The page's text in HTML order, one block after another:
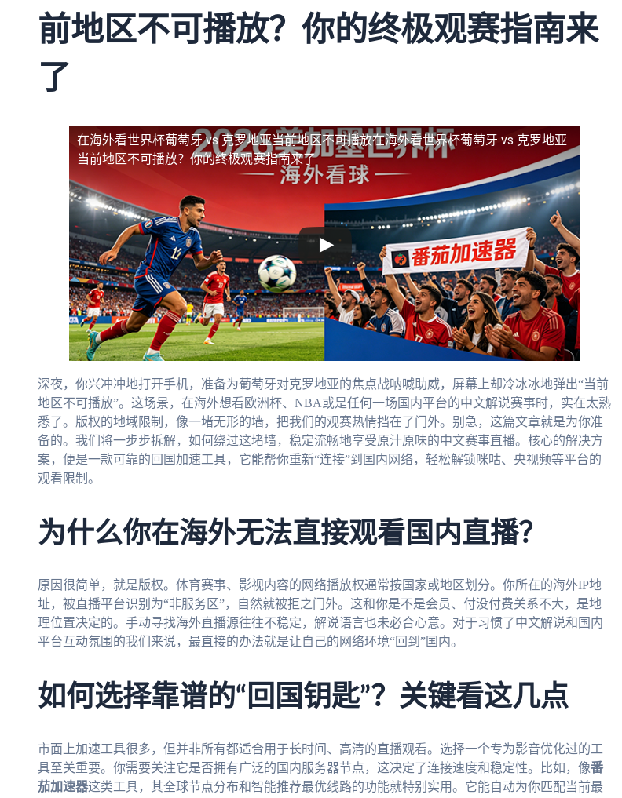
前地区不可播放？你的终极观赛指南来
了
在海外看世界杯葡萄牙 vs 克罗地亚当前地区不可播放在海外看世界杯葡萄牙 vs 克罗地亚
当前地区不可播放？你的终极观赛指南来了
深夜，你兴冲冲地打开手机，准备为葡萄牙对克罗地亚的焦点战呐喊助威，屏幕上却冷冰冰地弹出“当前
地区不可播放”。这场景，在海外想看欧洲杯、NBA或是任何一场国内平台的中文解说赛事时，实在太熟
悉了。版权的地域限制，像一堵无形的墙，把我们的观赛热情挡在了门外。别急，这篇文章就是为你准
备的。我们将一步步拆解，如何绕过这堵墙，稳定流畅地享受原汁原味的中文赛事直播。核心的解决方
案，便是一款可靠的回国加速工具，它能帮你重新“连接”到国内网络，轻松解锁咪咕、央视频等平台的
观看限制。
为什么你在海外无法直接观看国内直播？
原因很简单，就是版权。体育赛事、影视内容的网络播放权通常按国家或地区划分。你所在的海外IP地
址，被直播平台识别为“非服务区”，自然就被拒之门外。这和你是不是会员、付没付费关系不大，是地
理位置决定的。手动寻找海外直播源往往不稳定，解说语言也未必合心意。对于习惯了中文解说和国内
平台互动氛围的我们来说，最直接的办法就是让自己的网络环境“回到”国内。
如何选择靠谱的“回国钥匙”？关键看这几点
市面上加速工具很多，但并非所有都适合用于长时间、高清的直播观看。选择一个专为影音优化过的工
具至关重要。你需要关注它是否拥有广泛的国内服务器节点，这决定了连接速度和稳定性。比如，像番
茄加速器这类工具，其全球节点分布和智能推荐最优线路的功能就特别实用。它能自动为你匹配当前最